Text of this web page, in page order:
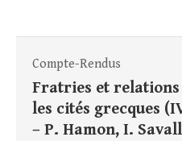
Compte-Rendus
Fratries et relations
les cités grecques
– P. Hamon, I.